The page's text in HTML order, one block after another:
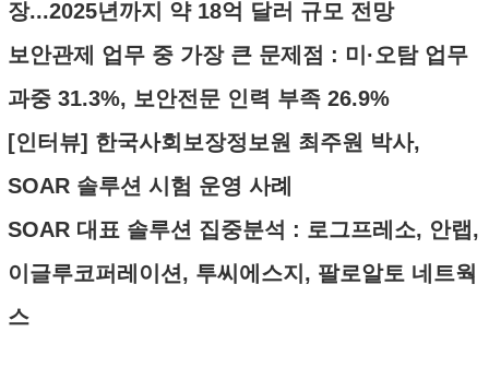
장...2025년까지 약 18억 달러 규모 전망
보안관제 업무 중 가장 큰 문제점 : 미·오탐 업무
과중 31.3%, 보안전문 인력 부족 26.9%
[인터뷰] 한국사회보장정보원 최주원 박사,
SOAR 솔루션 시험 운영 사례
SOAR 대표 솔루션 집중분석 : 로그프레소, 안랩,
이글루코퍼레이션, 투씨에스지, 팔로알토 네트웍
스